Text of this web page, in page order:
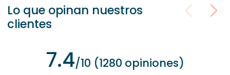
Lo que opinan nuestros
clientes
7.4/10 (1280 opiniones)